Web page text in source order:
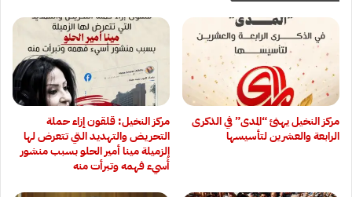
مركز النخيل يهنئ “المدى” في الذكرى
الرابعة والعشرين لتأسيسها
مركز النخيل: قلقون إزاء حملة
التحريض والتهديد التي تتعرض لها
الزميلة مينا أمير الحلو بسبب منشور
أُسيء فهمه وتبرأت منه